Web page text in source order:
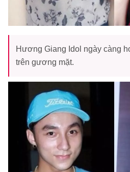
Hương Giang Idol ngày càng
trên gương mặt.